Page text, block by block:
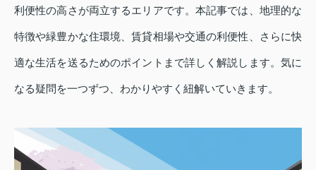
利便性の高さが両立するエリアです。本記事では、地理的な
特徴や緑豊かな住環境、賃貸相場や交通の利便性、さらに快
適な生活を送るためのポイントまで詳しく解説します。気に
なる疑問を一つずつ、わかりやすく紐解いていきます。